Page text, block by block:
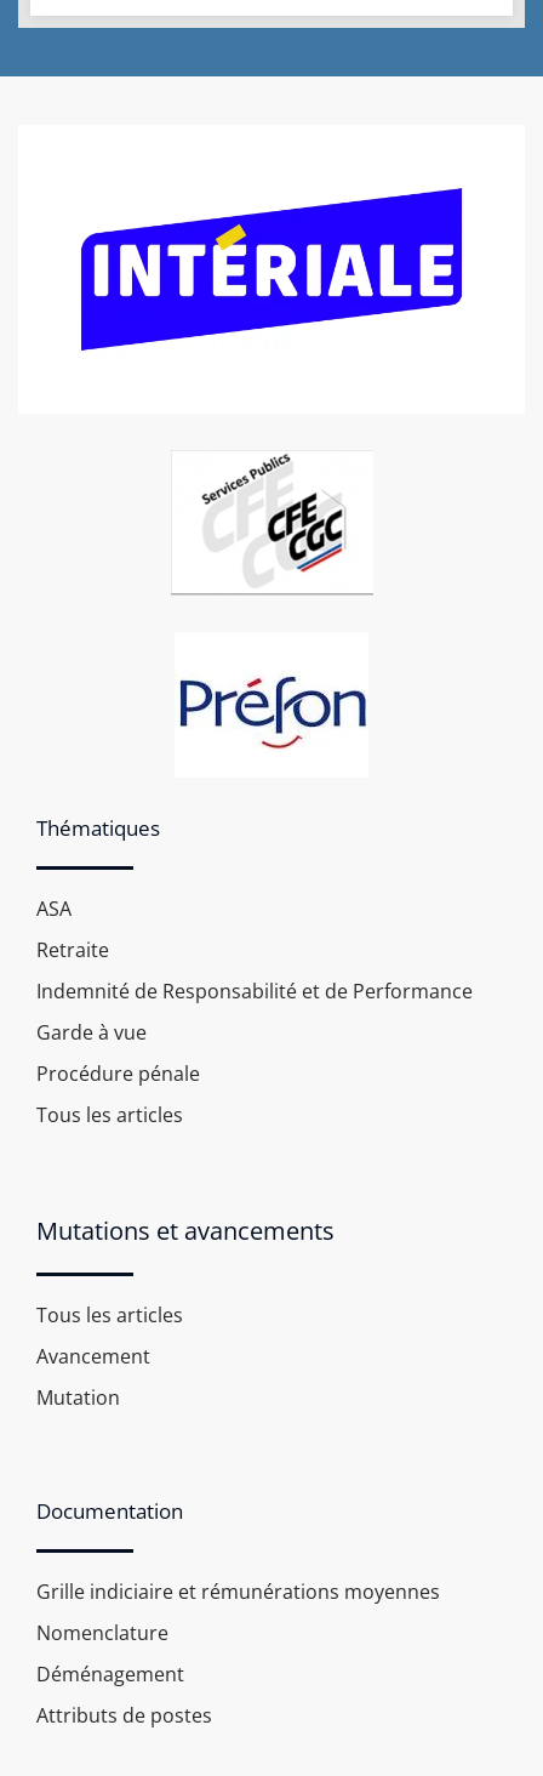
Thématiques
ASA
Retraite
Indemnité de Responsabilité et de Performance
Garde à vue
Procédure pénale
Tous les articles
Mutations et avancements
Tous les articles
Avancement
Mutation
Documentation
Grille indiciaire et rémunérations moyennes
Nomenclature
Déménagement
Attributs de postes